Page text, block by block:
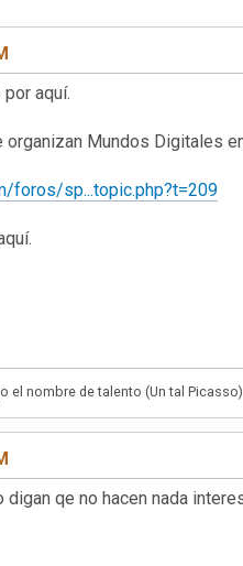
aquí.
organizan Mundos Digitales
foros/sp...topic.php?t=209
nombre de talento (Un tal Picasso)
no hacen nada